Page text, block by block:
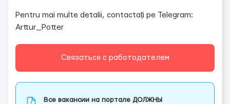
Pentru mai multe detalii, contactați pe Telegram:
Arttur_Potter
Связаться с работодателем
Все вакансии на портале ДОЛЖНЫ